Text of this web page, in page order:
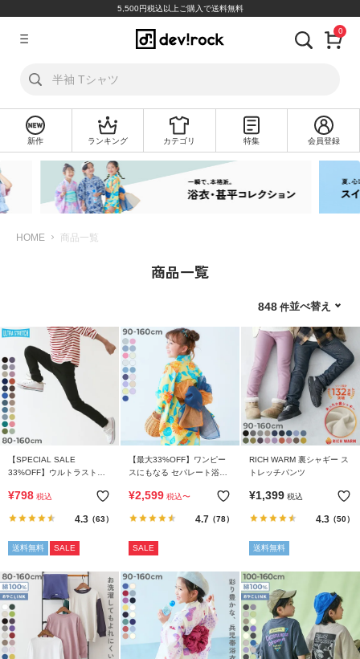
5,500円税込以上ご購入で送料無料
テ
ゴ
リ
か
す
キ
ン
グ
か
ら
0
新作 ランキング カテゴリ 特集 会員登録
HOME 商品一覧
商品一覧
並べ替え
848
【SPECIAL SALE
33%OFF】ウルトラストレ
¥798 税込
4.3（63）
送料無料 SALE
【最大33%OFF】ワンピー
スにもなる セパレート浴衣
¥2,599 税込〜
4.7（78）
SALE
RICH WARM 裏シャギー ス
トレッチパンツ
¥1,399 税込
4.3（50）
送料無料